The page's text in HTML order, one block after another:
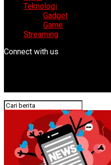
Teknologi
Gadget
Game
Streaming
Connect with us